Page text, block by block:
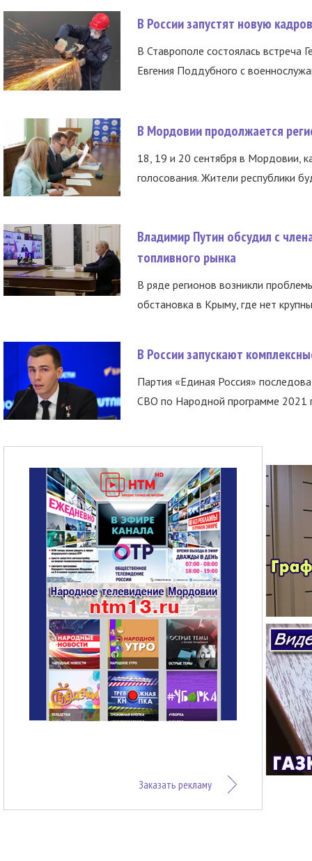
В России запустят новую
В Ставрополе состоялась встреча
Евгения Поддубного с
В Мордовии продолжается
18, 19 и 20 сентября в Мордовии,
голосования. Жители республики
Владимир Путин обсудил с
топливного рынка
В ряде регионов возникли
обстановка в Крыму, где нет
В России запускают
Партия «Единая Россия»
СВО по Народной программе 2021
Заказать рекламу